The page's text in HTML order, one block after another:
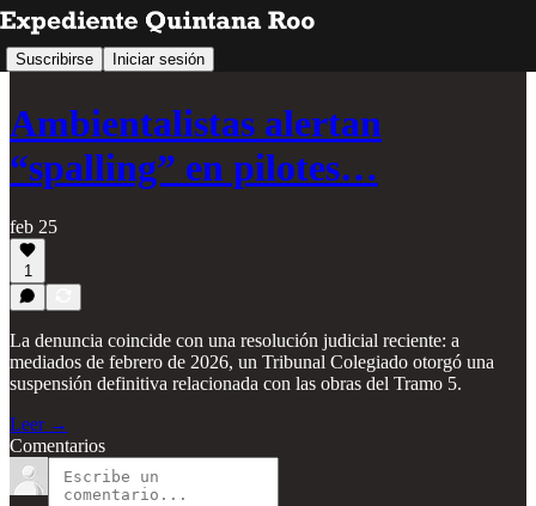
Suscribirse Iniciar sesión
Ambientalistas alertan
“spalling” en pilotes…
feb 25
1
La denuncia coincide con una resolución judicial reciente: a
mediados de febrero de 2026, un Tribunal Colegiado otorgó una
suspensión definitiva relacionada con las obras del Tramo 5.
Leer →
Comentarios